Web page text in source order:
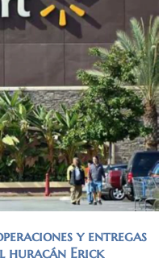
y entregas
huracán Erick